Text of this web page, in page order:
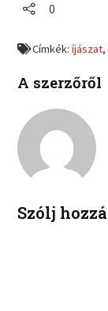
b
o
n
i
k
n
0
Címkék:íjászat,
A szerzőről
Szólj hozzá